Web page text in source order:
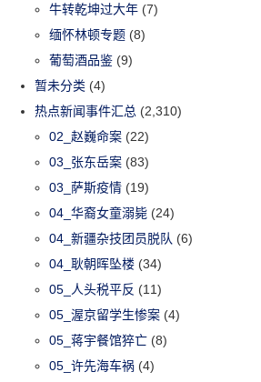
牛转乾坤过大年 (7)
缅怀林顿专题 (8)
葡萄酒品鉴 (9)
暂未分类 (4)
热点新闻事件汇总 (2,310)
02_赵巍命案 (22)
03_张东岳案 (83)
03_萨斯疫情 (19)
04_华裔女童溺毙 (24)
04_新疆杂技团员脱队 (6)
04_耿朝晖坠楼 (34)
05_人头税平反 (11)
05_渥京留学生惨案 (4)
05_蒋宇餐馆猝亡 (8)
05_许先海车祸 (4)